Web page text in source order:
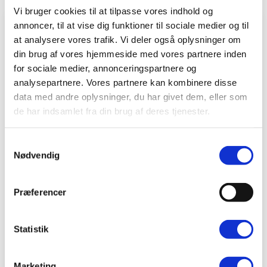
Vi bruger cookies til at tilpasse vores indhold og
annoncer, til at vise dig funktioner til sociale medier og til
at analysere vores trafik. Vi deler også oplysninger om
din brug af vores hjemmeside med vores partnere inden
for sociale medier, annonceringspartnere og
analysepartnere. Vores partnere kan kombinere disse
data med andre oplysninger, du har givet dem, eller som
de har indsamlet fra din brug af deres tjenester.
Nødvendig
Præferencer
Statistik
Akupunktur hos BeneFiT
Har du problemer med smerter flere steder i
kroppen, vil en behandling med akupunktur ofte
hjælpe dig. Er dine smerter over længere tid